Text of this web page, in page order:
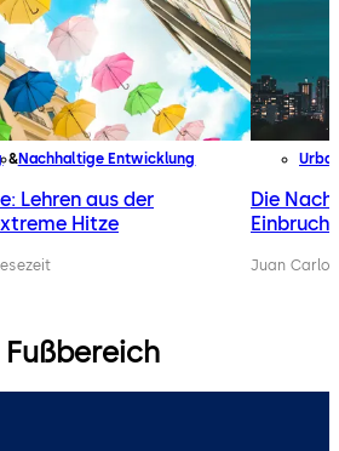
Nachhaltige Entwicklung
Lehren aus der
Hitze
Die
Einbruch
Juan